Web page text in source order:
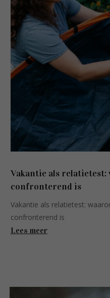
Vakantie als relatietest:
confronterend is
Vakantie als relatietest:
confronterend is
Lees meer